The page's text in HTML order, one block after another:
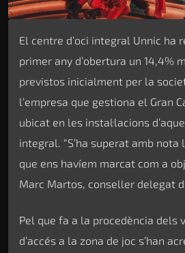
El centre d’oci integral Unnic ha
primer any d’obertura un 14,4%
previstos inicialment per la
l’empresa que gestiona el Gran
ubicat en les instal·lacions
integral. “S’ha superat amb
que ens havíem marcat com a
Marc Martos, conseller delegat
Pel que fa a la procedència
d’accés a la zona de joc s’han